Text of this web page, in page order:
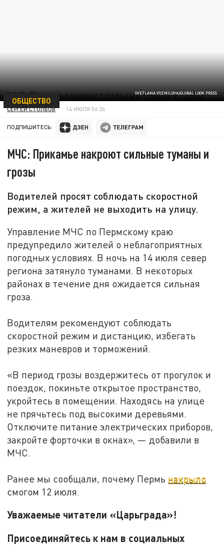
SVETLANA VOZMILOVA/GLOBAL LOOK PRESS
ОБЩЕСТВО
СЕРГЕЙ СТОЛБОВ 14 ИЮЛЯ 06:26
ПОДПИШИТЕСЬ:
МЧС: Прикамье накроют сильные туманы и
грозы
Водителей просят соблюдать скоростной
режим, а жителей не выходить на улицу.
Управление МЧС по Пермскому краю
предупредило жителей о неблагоприятных
погодных условиях. В ночь на 14 июля север
региона затянуло туманами. В некоторых
районах в течение дня ожидается сильная
гроза.
Водителям рекомендуют соблюдать
скоростной режим и дистанцию, избегать
резких маневров и торможений.
«В период грозы воздержитесь от прогулок и
поездок, покиньте открытое пространство,
укройтесь в помещении. Находясь на улице
не прячьтесь под высокими деревьями.
Отключите питание электрических приборов,
закройте форточки в окнах», — добавили в
МЧС.
Ранее мы сообщали, почему Пермь накрыло
смогом 12 июля.
Уважаемые читатели «Царьграда»!
Присоединяйтесь к нам в социальных